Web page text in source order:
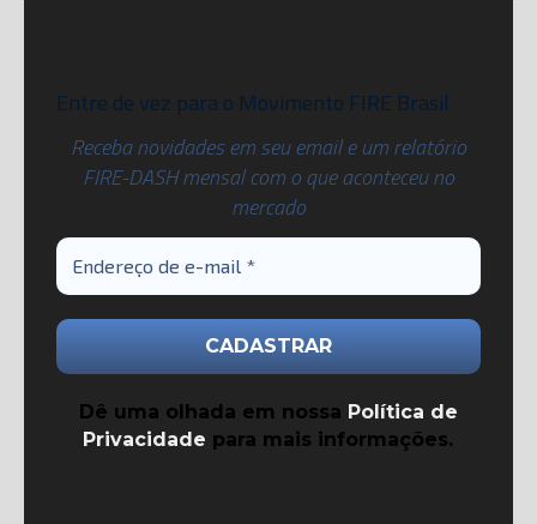
Entre de vez para o Movimento FIRE Brasil
Receba novidades em seu email e um relatório
FIRE-DASH mensal com o que aconteceu no
mercado
Dê uma olhada em nossa Política de
Privacidade para mais informações.